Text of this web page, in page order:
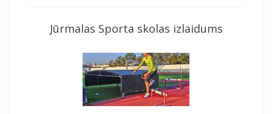
Jūrmalas Sporta skolas izlaidums